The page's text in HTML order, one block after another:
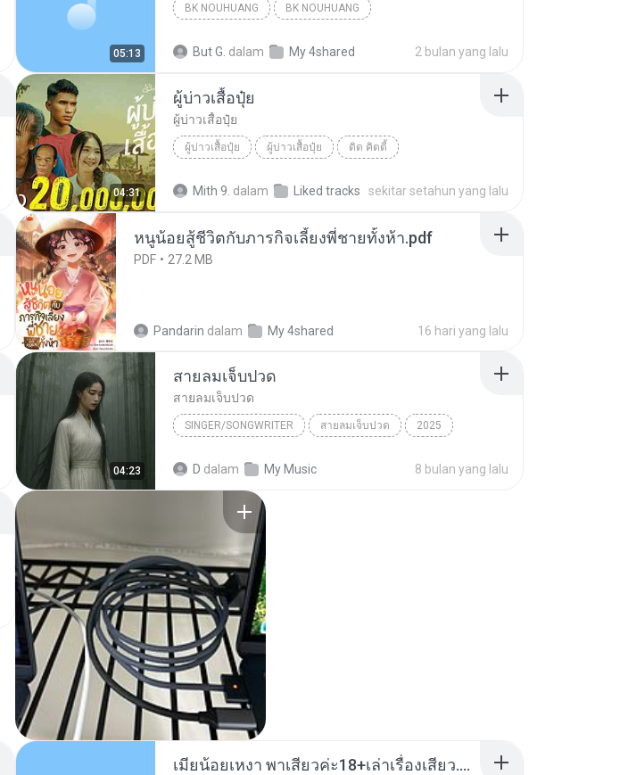
05:13
BK NOUHUANG BK NOUHUANG
But G. dalam My 4shared 2 bulan yang lalu
04:31
ผู้บ่าวเสื้อปุ๋ย
ผู้บ่าวเสื้อปุ๋ย
ผู้บ่าวเสื้อปุ๋ย ผู้บ่าวเสื้อปุ๋ย ดิด คิตตี้
Mith 9. dalam Liked tracks sekitar setahun yang lalu
หนูน้อยสู้ชีวิตกับภารกิจเลี้ยงพี่ชายทั้งห้า.pdf
PDF 27.2 MB
Pandarin dalam My 4shared 16 hari yang lalu
04:23
สายลมเจ็บปวด
สายลมเจ็บปวด
SINGER/SONGWRITER สายลมเจ็บปวด 2025
D dalam My Music 8 bulan yang lalu
เมียน้อยเหงา พาเสียวค่ะ18+เล่าเรื่องเสียว.mp3